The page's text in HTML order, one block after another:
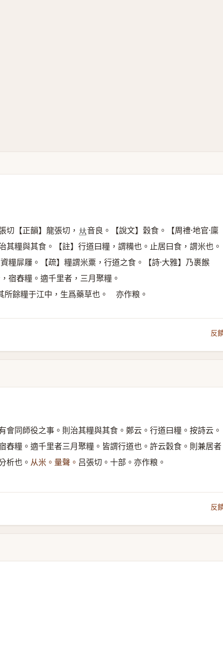
切【正韻】龍張切， 𠀤音良。【說文】穀食。【周禮·地官·廩
其糧與其食。【註】行道曰糧，謂糒也。止居曰食，謂米也。
糧屝屨。【疏】糧謂米粟，行道之食。【詩·大雅】乃裹餱
宿舂糧。適千里者，三月聚糧。
所餘糧于江中，生爲藥草也。 亦作粮。
反
會同師役之事。則治其糧與其食。鄭云。行道曰糧。按詩云。
舂糧。適千里者三月聚糧。皆謂行道也。許云穀食。則兼居者
析也。 从米。量聲。 吕張切。十部。亦作粮。
反